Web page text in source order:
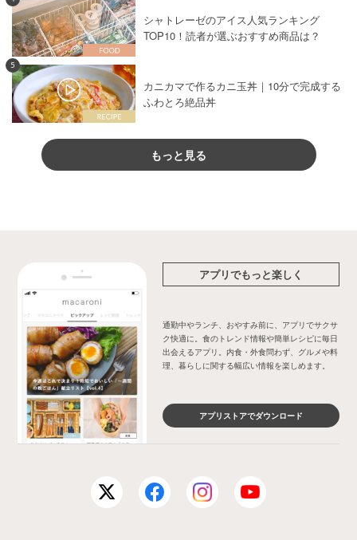
シャトレーゼのアイス人気ランキング
TOP10！読者が選ぶおすすめ商品は？
5
カニカマで作るカニ玉丼｜10分で完成する
ふわとろ絶品丼
もっと見る
アプリでもっと楽しく
通勤中やランチ、おやすみ前に、アプリでサクサ
ク快適に。食のトレンド情報や簡単レシピに毎日
出会えるアプリ。内食・外食問わず、グルメや料
理、暮らしに関する幅広い情報を楽しめます。
アプリストアでダウンロード